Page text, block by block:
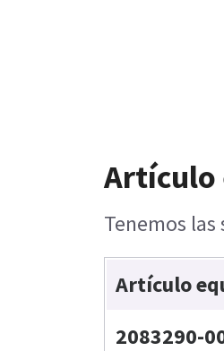
Artículo
Tenemos
Artículo
2083290-